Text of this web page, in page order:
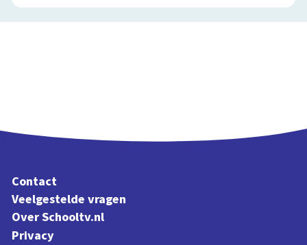
Contact
Veelgestelde vragen
Over Schooltv.nl
Privacy